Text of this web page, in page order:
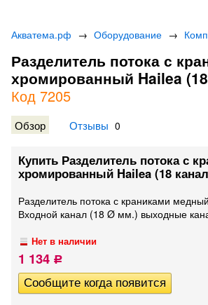
Акватема.рф → Оборудование →
Разделитель потока с
хромированный Hailea
Код 7205
Обзор Отзывы 0
Купить Разделитель потока с
хромированный Hailea (18
Разделитель потока с краниками
Входной канал (18 Ø мм.) выходные
Нет в наличии
1 134 Р